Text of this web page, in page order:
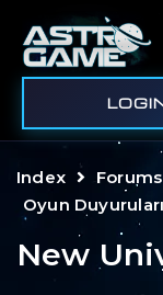
Index Forums
Oyun
New